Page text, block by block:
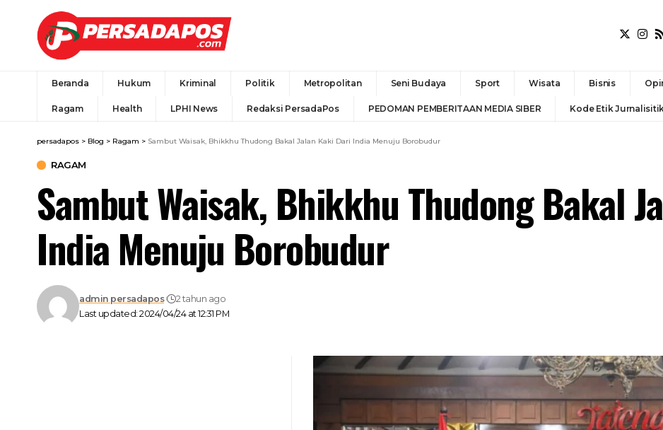
Beranda Hukum Kriminal Politik Metropolitan Seni Budaya Sport Wisata Bisnis
Ragam Health LPHI News Redaksi PersadaPos PEDOMAN PEMBERITAAN MEDIA SIBER Kode Etik Jurnalisitik
persadapos > Blog > Ragam > Sambut Waisak, Bhikkhu Thudong Bakal Jalan Kaki Dari India Menuju Borobudur
RAGAM
Sambut Waisak, Bhikkhu Thudong Bakal
India Menuju Borobudur
Last updated: 2024/04/24 at 12:31 PM
admin persadapos 2 tahun ago